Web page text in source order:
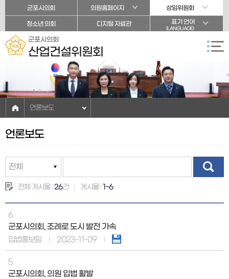
본문바로가기군포시의회 의원홈페이지 상임위원회
청소년 의회 디지털 자료관 표기 언어
(LANGUAGE)
군포시의회
산업건설위원회
언론보도
언론보도
전체 게시물 : 26건 게시물 : 1~6
6
군포시의회, 조례로 도시 발전 가속
입법홍보팀
2023-11-09
5
군포시의회, 의원 입법 활발